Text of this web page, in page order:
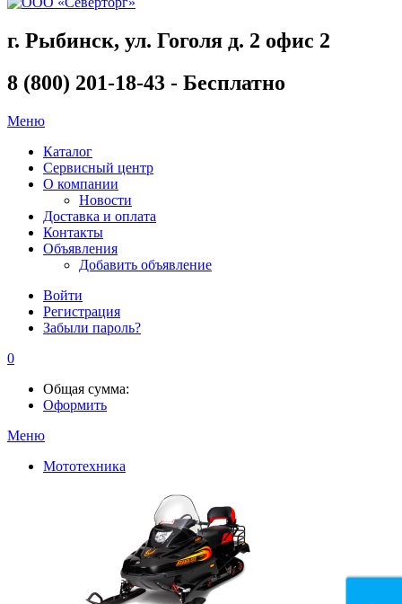
г. Рыбинск, ул. Гоголя д. 2 офис 2
8 (800) 201-18-43 - Бесплатно
Меню
Каталог
Сервисный центр
О компании
Новости
Доставка и оплата
Контакты
Объявления
Добавить объявление
Войти
Регистрация
Забыли пароль?
0
Общая сумма:
Оформить
Меню
Мототехника